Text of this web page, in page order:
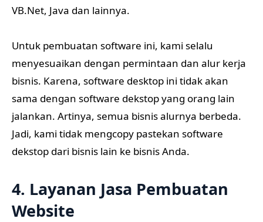
VB.Net, Java dan lainnya.
Untuk pembuatan software ini, kami selalu
menyesuaikan dengan permintaan dan alur kerja
bisnis. Karena, software desktop ini tidak akan
sama dengan software dekstop yang orang lain
jalankan. Artinya, semua bisnis alurnya berbeda.
Jadi, kami tidak mengcopy pastekan software
dekstop dari bisnis lain ke bisnis Anda.
4. Layanan Jasa Pembuatan
Website